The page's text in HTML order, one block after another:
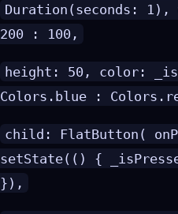
Duration(seconds: 1),
200 : 100,
height: 50, color:
Colors.blue :
child: FlatButton(
setState(() {
}),